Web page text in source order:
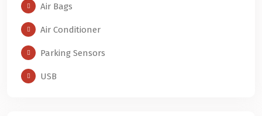
Air Bags
Air Conditioner
Parking Sensors
USB